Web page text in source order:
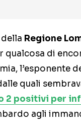
Regione
qualcosa di
l’esponente
quali
2 positivi per
agli